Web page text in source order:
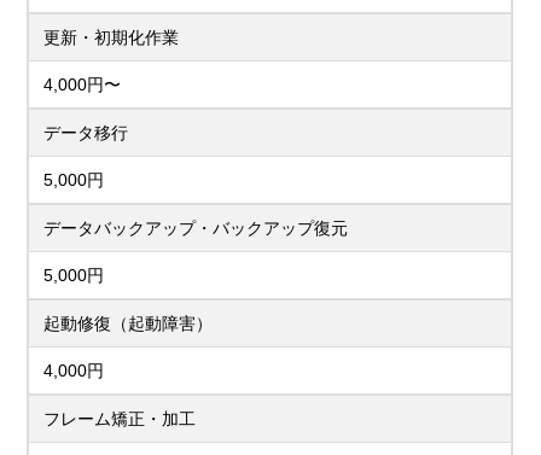
更新・初期化作業
4,000円〜
データ移行
5,000円
データバックアップ・バックアップ復元
5,000円
起動修復（起動障害）
4,000円
フレーム矯正・加工